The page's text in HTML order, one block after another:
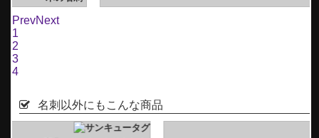
PrevNext
1
2
3
4
名刺以外にもこんな商品